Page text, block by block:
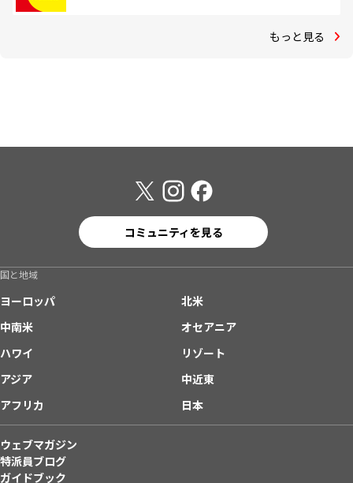
もっと見る
コミュニティを見る
国と地域
ヨーロッパ
北米
中南米
オセアニア
ハワイ
リゾート
アジア
中近東
アフリカ
日本
ウェブマガジン
特派員ブログ
ガイドブック